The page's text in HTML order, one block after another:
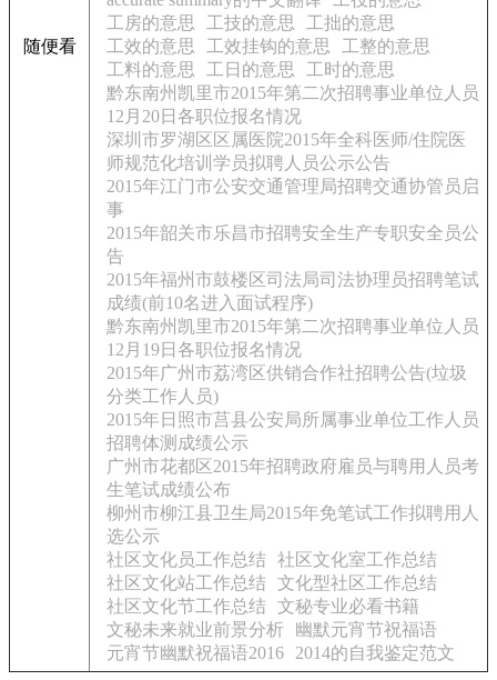
随便看
工房的意思
工技的意思
工拙的意思
工效的意思
工效挂钩的意思
工整的意思
工料的意思
工日的意思
工时的意思
黔东南州凯里市2015年第二次招聘事业单位人员
12月20日各职位报名情况
深圳市罗湖区区属医院2015年全科医师/住院医
师规范化培训学员拟聘人员公示公告
2015年江门市公安交通管理局招聘交通协管员启
事
2015年韶关市乐昌市招聘安全生产专职安全员公
告
2015年福州市鼓楼区司法局司法协理员招聘笔试
成绩(前10名进入面试程序)
黔东南州凯里市2015年第二次招聘事业单位人员
12月19日各职位报名情况
2015年广州市荔湾区供销合作社招聘公告(垃圾
分类工作人员)
2015年日照市莒县公安局所属事业单位工作人员
招聘体测成绩公示
广州市花都区2015年招聘政府雇员与聘用人员考
生笔试成绩公布
柳州市柳江县卫生局2015年免笔试工作拟聘用人
选公示
社区文化员工作总结 社区文化室工作总结
社区文化站工作总结 文化型社区工作总结
社区文化节工作总结 文秘专业必看书籍
文秘未来就业前景分析
幽默元宵节祝福语
元宵节幽默祝福语2016
2014的自我鉴定范文